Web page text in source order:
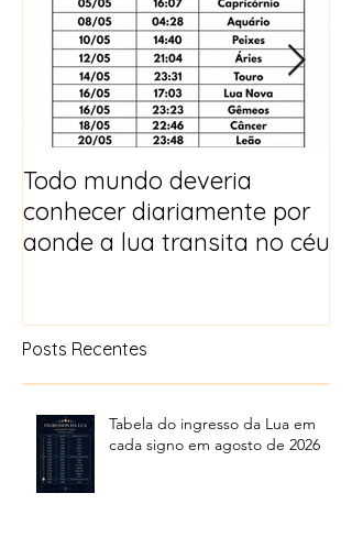
Todo mundo deveria
conhecer diariamente por
aonde a lua transita no céu
Posts Recentes
Tabela do ingresso da Lua em
cada signo em agosto de 2026